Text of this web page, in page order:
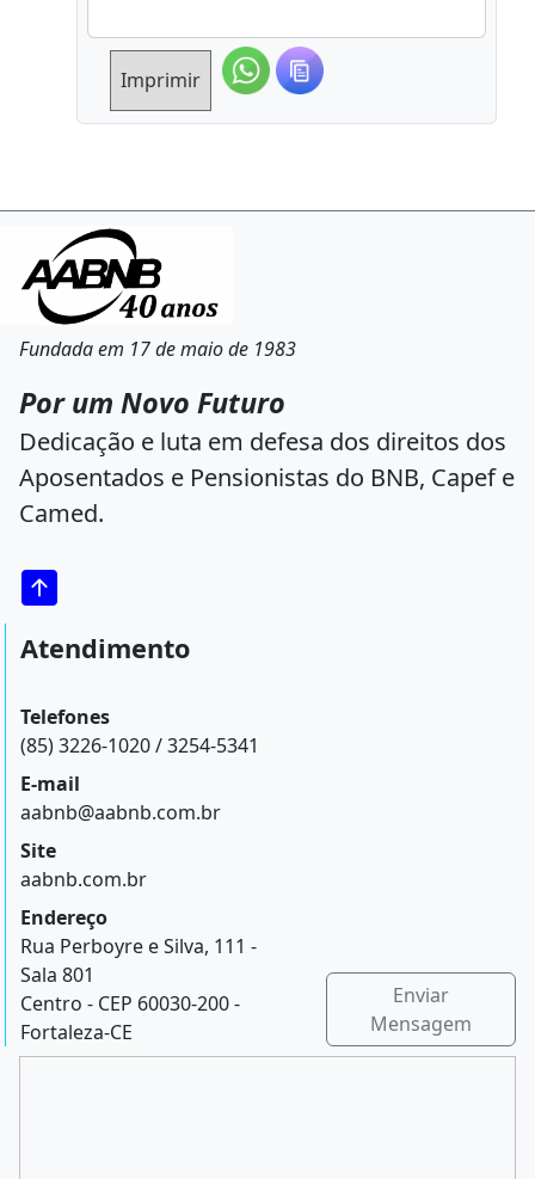
Imprimir
Fundada em 17 de maio de 1983
Por um Novo Futuro
Dedicação e luta em defesa dos direitos dos
Aposentados e Pensionistas do BNB, Capef e
Camed.
Atendimento
Telefones
(85) 3226-1020 / 3254-5341
E-mail
aabnb@aabnb.com.br
Site
aabnb.com.br
Endereço
Rua Perboyre e Silva, 111 -
Sala 801
Centro - CEP 60030-200 -
Fortaleza-CE
Enviar
Mensagem